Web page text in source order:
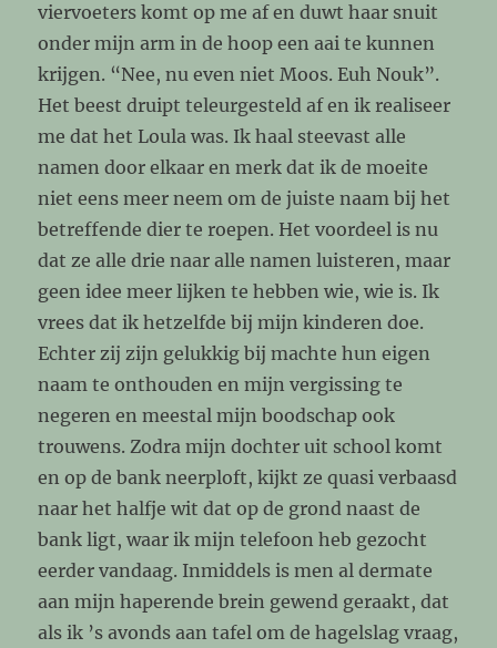
viervoeters komt op me af en duwt haar snuit
onder mijn arm in de hoop een aai te kunnen
krijgen. “Nee, nu even niet Moos. Euh Nouk”.
Het beest druipt teleurgesteld af en ik realiseer
me dat het Loula was. Ik haal steevast alle
namen door elkaar en merk dat ik de moeite
niet eens meer neem om de juiste naam bij het
betreffende dier te roepen. Het voordeel is nu
dat ze alle drie naar alle namen luisteren, maar
geen idee meer lijken te hebben wie, wie is. Ik
vrees dat ik hetzelfde bij mijn kinderen doe.
Echter zij zijn gelukkig bij machte hun eigen
naam te onthouden en mijn vergissing te
negeren en meestal mijn boodschap ook
trouwens. Zodra mijn dochter uit school komt
en op de bank neerploft, kijkt ze quasi verbaasd
naar het halfje wit dat op de grond naast de
bank ligt, waar ik mijn telefoon heb gezocht
eerder vandaag. Inmiddels is men al dermate
aan mijn haperende brein gewend geraakt, dat
als ik ’s avonds aan tafel om de hagelslag vraag,